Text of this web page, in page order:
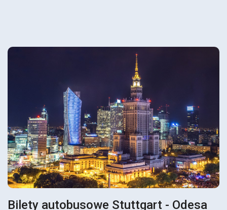
Bilety autobusowe Stuttgart - Odesa